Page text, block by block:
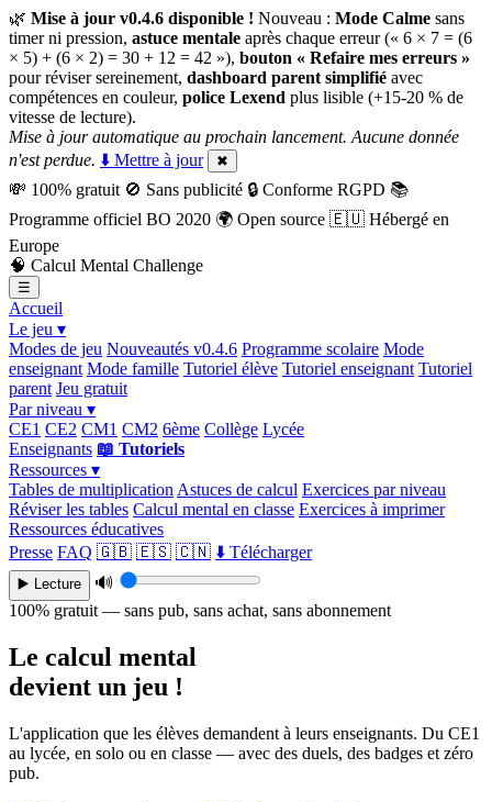
🌿 Mise à jour v0.4.6 disponible ! Nouveau : Mode Calme sans
timer ni pression, astuce mentale après chaque erreur (« 6 × 7 = (6
× 5) + (6 × 2) = 30 + 12 = 42 »), bouton « Refaire mes erreurs »
pour réviser sereinement, dashboard parent simplifié avec
compétences en couleur, police Lexend plus lisible (+15-20 % de
vitesse de lecture).
Mise à jour automatique au prochain lancement. Aucune donnée
n'est perdue. ⬇️ Mettre à jour ✖
💸 100% gratuit 🚫 Sans publicité 🔒 Conforme RGPD 📚
Programme officiel BO 2020 🌍 Open source 🇪🇺 Hébergé en
Europe
🧠 Calcul Mental Challenge
☰
Accueil
Le jeu ▾
Modes de jeu Nouveautés v0.4.6 Programme scolaire Mode
enseignant Mode famille Tutoriel élève Tutoriel enseignant Tutoriel
parent Jeu gratuit
Par niveau ▾
CE1 CE2 CM1 CM2 6ème Collège Lycée
Enseignants 📖 Tutoriels
Ressources ▾
Tables de multiplication Astuces de calcul Exercices par niveau
Réviser les tables Calcul mental en classe Exercices à imprimer
Ressources éducatives
Presse FAQ 🇬🇧 🇪🇸 🇨🇳 ⬇️ Télécharger
▶️ Lecture
🔊
100% gratuit — sans pub, sans achat, sans abonnement
Le calcul mental
devient un jeu !
L'application que les élèves demandent à leurs enseignants. Du CE1
au lycée, en solo ou en classe — avec des duels, des badges et zéro
pub.